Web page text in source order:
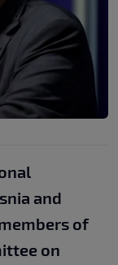
and
of
on